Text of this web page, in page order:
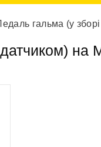
гальма (у